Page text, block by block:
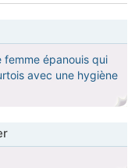
femme épanouis qui
avec une hygiène